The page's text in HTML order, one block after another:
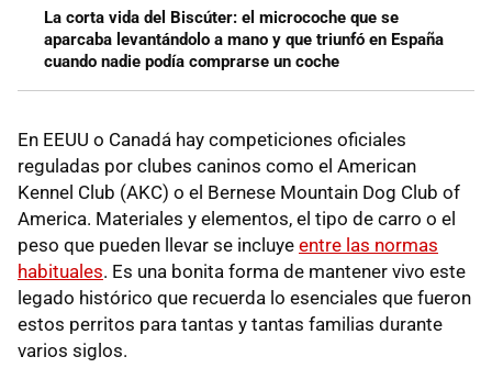
La corta vida del Biscúter: el microcoche que se
aparcaba levantándolo a mano y que triunfó en España
cuando nadie podía comprarse un coche
En EEUU o Canadá hay competiciones oficiales
reguladas por clubes caninos como el American
Kennel Club (AKC) o el Bernese Mountain Dog Club of
America. Materiales y elementos, el tipo de carro o el
peso que pueden llevar se incluye entre las normas
habituales. Es una bonita forma de mantener vivo este
legado histórico que recuerda lo esenciales que fueron
estos perritos para tantas y tantas familias durante
varios siglos.